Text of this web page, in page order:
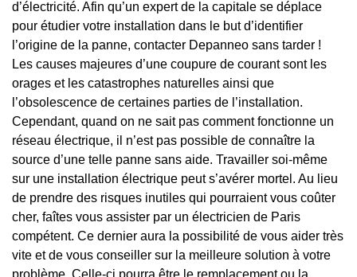
d’électricité. Afin qu’un expert de la capitale se déplace
pour étudier votre installation dans le but d’identifier
l’origine de la panne, contacter Depanneo sans tarder !
Les causes majeures d’une coupure de courant sont les
orages et les catastrophes naturelles ainsi que
l’obsolescence de certaines parties de l’installation.
Cependant, quand on ne sait pas comment fonctionne un
réseau électrique, il n’est pas possible de connaître la
source d’une telle panne sans aide. Travailler soi-même
sur une installation électrique peut s’avérer mortel. Au lieu
de prendre des risques inutiles qui pourraient vous coûter
cher, faîtes vous assister par un électricien de Paris
compétent. Ce dernier aura la possibilité de vous aider très
vite et de vous conseiller sur la meilleure solution à votre